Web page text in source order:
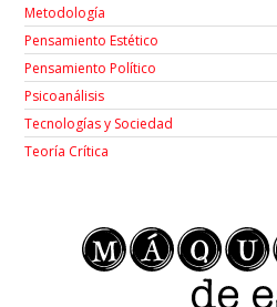
Metodología
Pensamiento Estético
Pensamiento Político
Psicoanálisis
Tecnologías y Sociedad
Teoría Crítica